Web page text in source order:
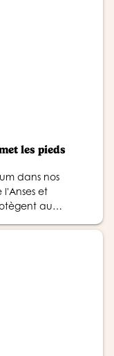
les pieds
dans nos
l'Anses et
au